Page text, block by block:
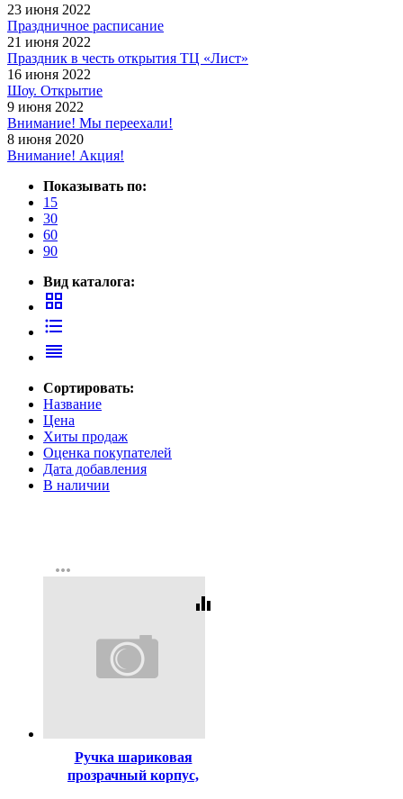
23 июня 2022
Праздничное расписание
21 июня 2022
Праздник в честь открытия ТЦ «Лист»
16 июня 2022
Шоу. Открытие
9 июня 2022
Внимание! Мы переехали!
8 июня 2020
Внимание! Акция!
Показывать по:
15
30
60
90
Вид каталога:
grid_view
format_list_bulleted
reorder
Сортировать:
Название
Цена
Хиты продаж
Оценка покупателей
Дата добавления
В наличии
more_horiz
equalizer
Ручка шариковая
прозрачный корпус,